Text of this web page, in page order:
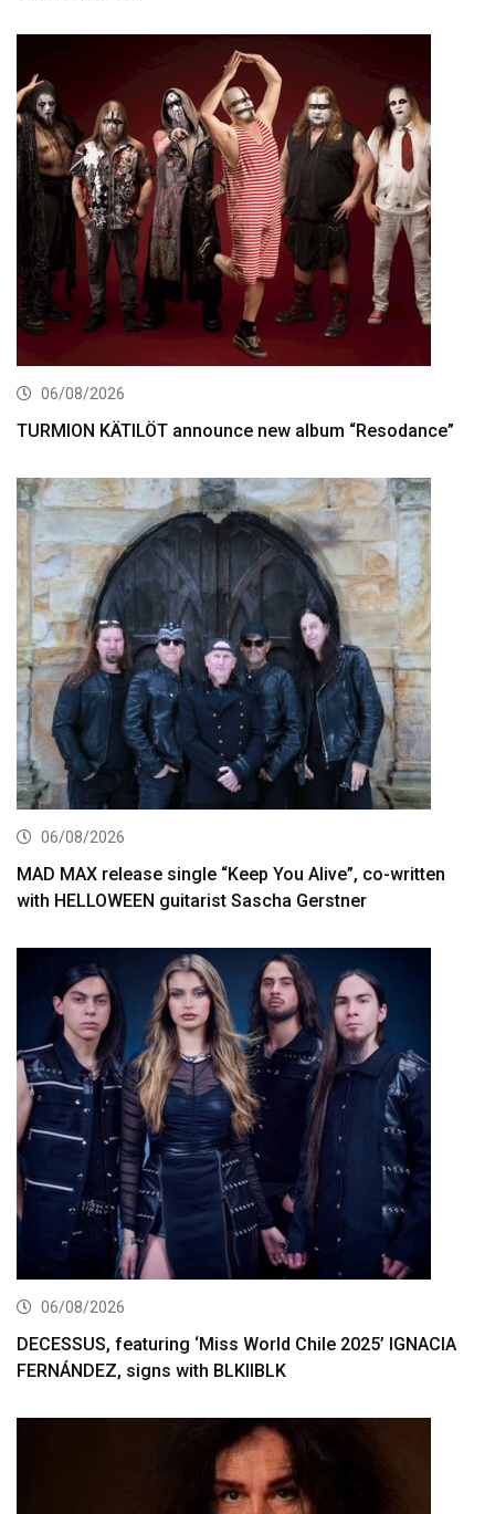
06/08/2026
TURMION KÄTILÖT announce new album “Resodance”
06/08/2026
MAD MAX release single “Keep You Alive”, co-written
with HELLOWEEN guitarist Sascha Gerstner
06/08/2026
DECESSUS, featuring ‘Miss World Chile 2025’ IGNACIA
FERNÁNDEZ, signs with BLKIIBLK